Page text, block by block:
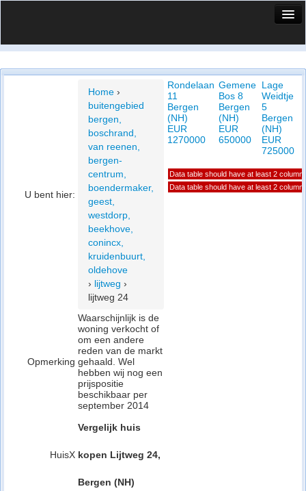
Vergelijk prijsposities - wijk
Cookie beleid
U bent hier:
Home ›
buitengebied
bergen,
boschrand,
van reenen,
bergen-
centrum,
boendermaker,
geest,
westdorp,
beekhove,
conincx,
kruidenbuurt,
oldehove
› lijtweg ›
lijtweg 24
Opmerking
Waarschijnlijk is de
woning verkocht of
om een andere
reden van de markt
gehaald. Wel
hebben wij nog een
prijspositie
beschikbaar per
september 2014
HuisX
Vergelijk huis
kopen Lijtweg 24,
Bergen (NH)
Rondelaan
11
Bergen
(NH)
EUR
1270000
Gemene
Bos 8
Bergen
(NH)
EUR
650000
Lage
Weidtje
5
Bergen
(NH)
EUR
725000
Data table should have at least 2
Data table should have at least 2